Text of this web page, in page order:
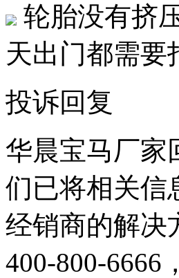
轮胎没有挤
天出门都需要
投诉回复
华晨宝马厂家
们已将相关信
经销商的解决
400-800-